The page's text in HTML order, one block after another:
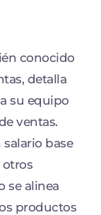
conocido
detalla
su equipo
ventas.
base
otros
se alinea
productos